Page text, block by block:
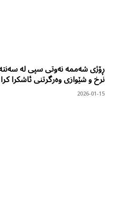
ڕۆژی شەممە نەوتی سپی لە
نرخ و شێوازی وەرگرتنی ئاشکرا کرا
2026-01-15